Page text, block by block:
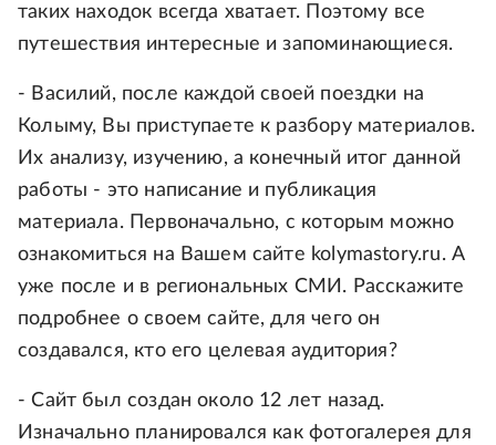
таких находок всегда хватает. Поэтому все
путешествия интересные и запоминающиеся.
- Василий, после каждой своей поездки на
Колыму, Вы приступаете к разбору материалов.
Их анализу, изучению, а конечный итог данной
работы - это написание и публикация
материала. Первоначально, с которым можно
ознакомиться на Вашем сайте kolymastory.ru. А
уже после и в региональных СМИ. Расскажите
подробнее о своем сайте, для чего он
создавался, кто его целевая аудитория?
- Сайт был создан около 12 лет назад.
Изначально планировался как фотогалерея для